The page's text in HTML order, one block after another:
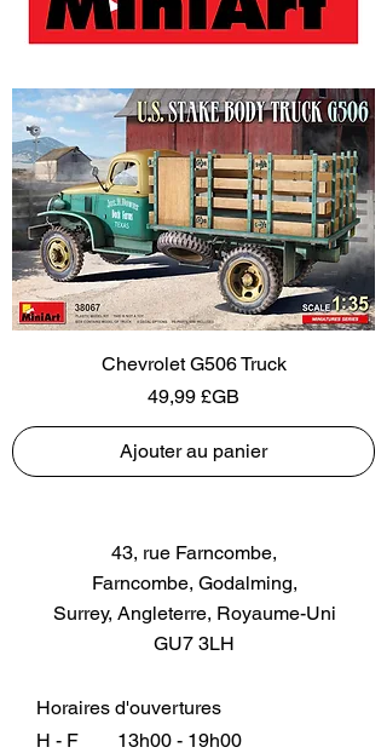
Chevrolet G506 Truck
Prix
49,99 £GB
Ajouter au panier
43, rue Farncombe,
Farncombe, Godalming,
Surrey, Angleterre, Royaume-Uni
GU7 3LH
Horaires d'ouvertures
H - F
13h00 - 19h00